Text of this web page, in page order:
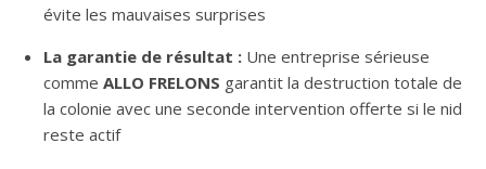
évite les mauvaises surprises
La garantie de résultat : Une entreprise sérieuse
comme ALLO FRELONS garantit la destruction totale de
la colonie avec une seconde intervention offerte si le nid
reste actif